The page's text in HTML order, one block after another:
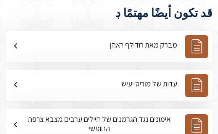
قد تكون أيضًا مهتمًا ڊ
מברק מאת רודולף ראהן
עדות של מוריס יעיש
אימונים נגד הגרמנים של חיילים ערבים מצבא צרפת
החופשי